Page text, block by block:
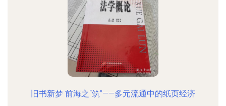
旧书新梦 前海之“筑”——多元流通中的纸页经济